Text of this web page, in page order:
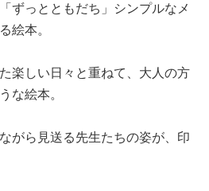
ずっとともだち」シンプルなメ
絵本。
楽しい日々と重ねて、大人の方
な絵本。
がら見送る先生たちの姿が、印